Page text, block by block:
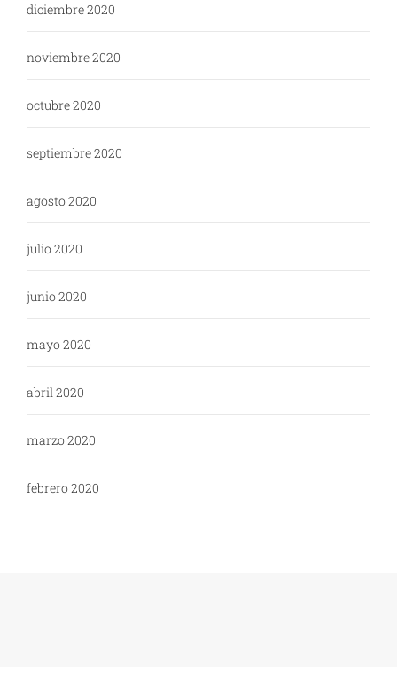
diciembre 2020
noviembre 2020
octubre 2020
septiembre 2020
agosto 2020
julio 2020
junio 2020
mayo 2020
abril 2020
marzo 2020
febrero 2020